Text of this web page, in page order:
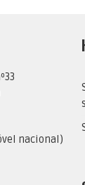
nacional)